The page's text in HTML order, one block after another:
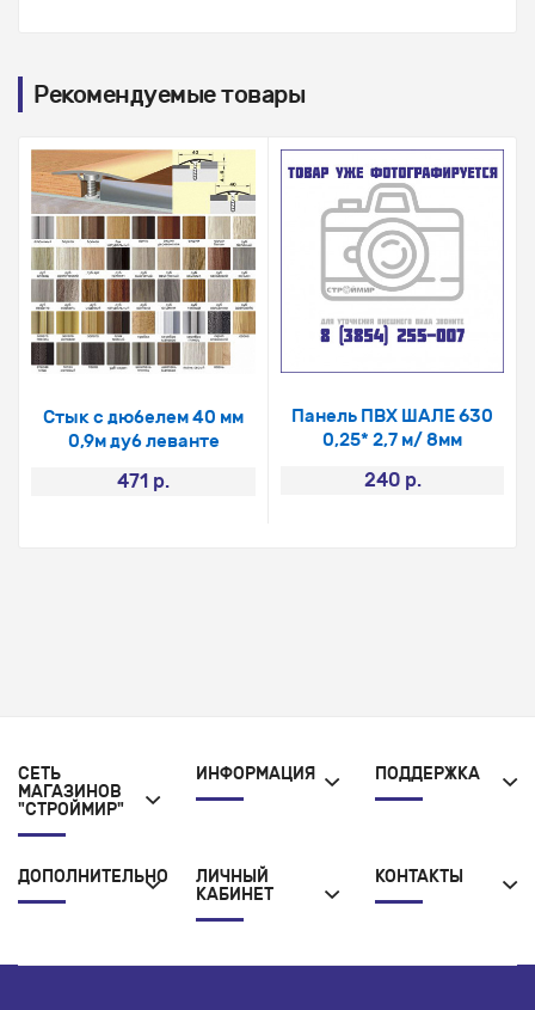
Рекомендуемые товары
Стык с дюбелем 40 мм
0,9м дуб леванте
471 р.
Панель ПВХ ШАЛЕ 630
0,25* 2,7 м/ 8мм
240 р.
СЕТЬ
МАГАЗИНОВ
"СТРОЙМИР"
ИНФОРМАЦИЯ ПОДДЕРЖКА
ДОПОЛНИТЕЛЬНО
ЛИЧНЫЙ
КАБИНЕТ
КОНТАКТЫ